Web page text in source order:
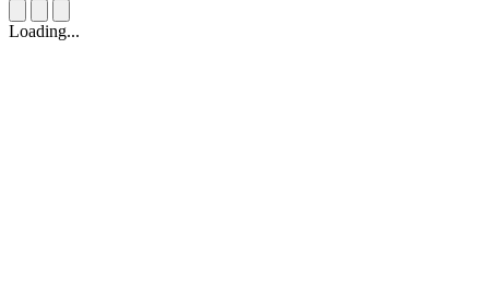
Loading...